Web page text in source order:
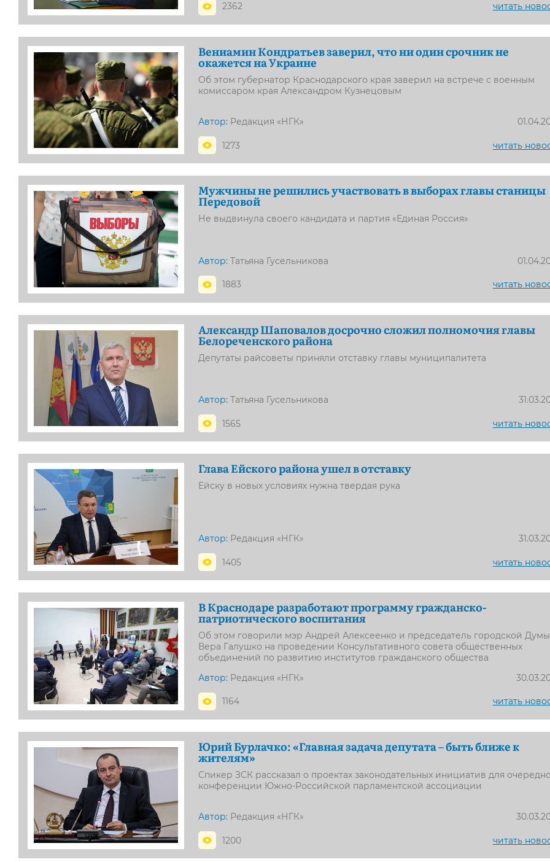
2362 читать
Вениамин Кондратьев заверил, что ни один срочник не
окажется на Украине
Об этом губернатор Краснодарского края заверил на встрече с военным
комиссаром края Александром Кузнецовым
Автор: Редакция «НГК»
1273 читать
Мужчины не решились участвовать в выборах главы станицы
Передовой
Не выдвинула своего кандидата и партия «Единая Россия»
Автор: Татьяна Гусельникова
1883 читать
Александр Шаповалов досрочно сложил полномочия главы
Белореченского района
Депутаты райсоветы приняли отставку главы муниципалитета
Автор: Татьяна Гусельникова
1565 читать
Глава Ейского района ушел в отставку
Ейску в новых условиях нужна твердая рука
Автор: Редакция «НГК»
1405 читать
В Краснодаре разработают программу гражданско-
патриотического воспитания
Об этом говорили мэр Андрей Алексеенко и председатель городской Думы
Вера Галушко на проведении Консультативного совета общественных
объединений по развитию институтов гражданского общества
Автор: Редакция «НГК»
1164 читать
Юрий Бурлачко: «Главная задача депутата – быть ближе к
жителям»
Спикер ЗСК рассказал о проектах законодательных инициатив для
конференции Южно-Российской парламентской ассоциации
Автор: Редакция «НГК»
1200 читать